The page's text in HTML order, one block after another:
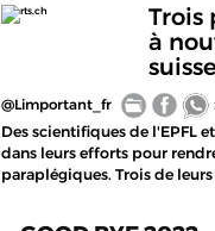
rts.ch
Trois
à
@Limportant_fr
Des scientifiques de l'EPFL
dans leurs efforts pour
paraplégiques. Trois de